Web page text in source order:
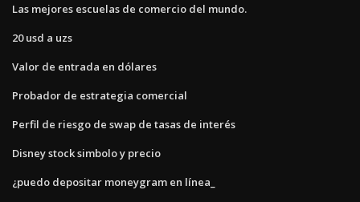
Las mejores escuelas de comercio del mundo.
20 usd a uzs
Valor de entrada en dólares
Probador de estrategia comercial
Perfil de riesgo de swap de tasas de interés
Disney stock simbolo y precio
¿puedo depositar moneygram en línea_